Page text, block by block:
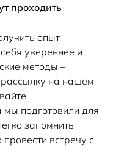
проходить
опыт
увереннее и
методы –
на нашем
мы подготовили для
запомнить
встречу с